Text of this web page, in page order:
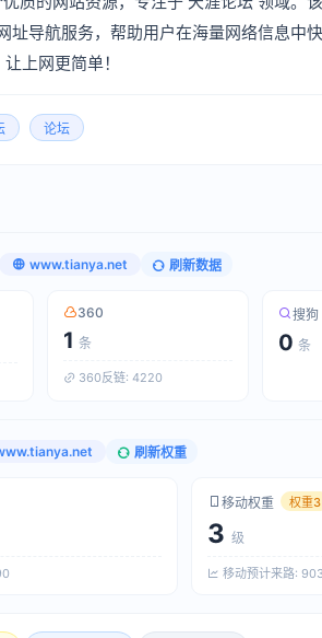
址导航服务，帮助用户在海量网络信息中
上网更简单！
论坛
www.tianya.net 刷新数据
360
1 条
360反链: 4220
搜狗
0 条
刷新权重
移动权重 权重3
3 级
移动预计来路: